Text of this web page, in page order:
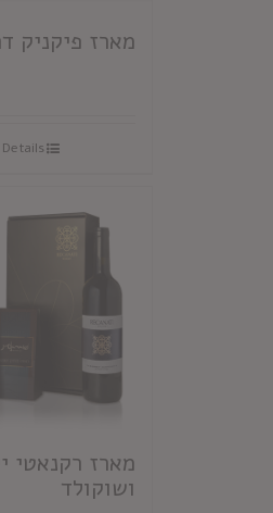
מארז פיקניק
Details
מארז רקנאטי
ושוקולד